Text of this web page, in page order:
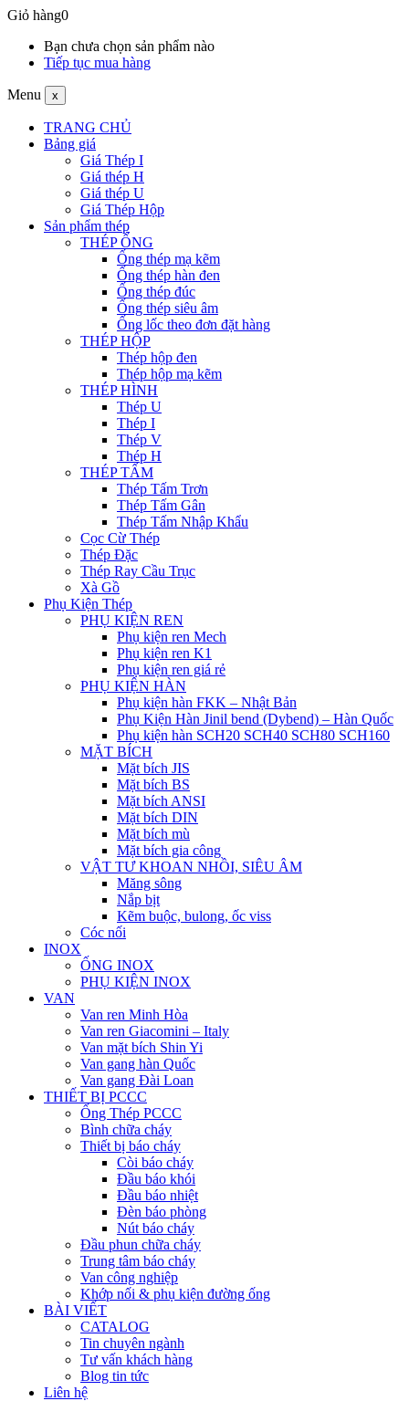
Giỏ hàng0
Bạn chưa chọn sản phẩm nào
Tiếp tục mua hàng
Menu x
TRANG CHỦ
Bảng giá
Giá Thép I
Giá thép H
Giá thép U
Giá Thép Hộp
Sản phẩm thép
THÉP ỐNG
Ống thép mạ kẽm
Ống thép hàn đen
Ống thép đúc
Ống thép siêu âm
Ống lốc theo đơn đặt hàng
THÉP HỘP
Thép hộp đen
Thép hộp mạ kẽm
THÉP HÌNH
Thép U
Thép I
Thép V
Thép H
THÉP TẤM
Thép Tấm Trơn
Thép Tấm Gân
Thép Tấm Nhập Khẩu
Cọc Cừ Thép
Thép Đặc
Thép Ray Cầu Trục
Xà Gồ
Phụ Kiện Thép
PHỤ KIỆN REN
Phụ kiện ren Mech
Phụ kiện ren K1
Phụ kiện ren giá rẻ
PHỤ KIỆN HÀN
Phụ kiện hàn FKK – Nhật Bản
Phụ Kiện Hàn Jinil bend (Dybend) – Hàn Quốc
Phụ kiện hàn SCH20 SCH40 SCH80 SCH160
MẶT BÍCH
Mặt bích JIS
Mặt bích BS
Mặt bích ANSI
Mặt bích DIN
Mặt bích mù
Mặt bích gia công
VẬT TƯ KHOAN NHỒI, SIÊU ÂM
Măng sông
Nắp bịt
Kẽm buộc, bulong, ốc viss
Cóc nối
INOX
ỐNG INOX
PHỤ KIỆN INOX
VAN
Van ren Minh Hòa
Van ren Giacomini – Italy
Van mặt bích Shin Yi
Van gang hàn Quốc
Van gang Đài Loan
THIẾT BỊ PCCC
Ống Thép PCCC
Bình chữa cháy
Thiết bị báo cháy
Còi báo cháy
Đầu báo khói
Đầu báo nhiệt
Đèn báo phòng
Nút báo cháy
Đầu phun chữa cháy
Trung tâm báo cháy
Van công nghiệp
Khớp nối & phụ kiện đường ống
BÀI VIẾT
CATALOG
Tin chuyên ngành
Tư vấn khách hàng
Blog tin tức
Liên hệ